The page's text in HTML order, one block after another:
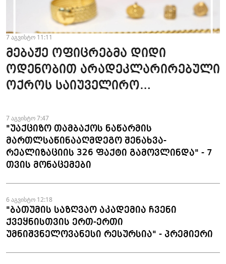
7 აგვისტო 11:11
მებაჟე ოფიცრებმა დიდი
ოდენობით არადეკლარირებული
ოქროს საიუველირო
ფაქტები აღკვეთეს
7 აგვისტო 7:47
"უაქციზო თამბაქოს ნაწარმის
მართლსაწინააღმდეგო შენახვა-
რეალიზაციის 326 ფაქტი გამოვლინდა" - 7
თვის მონაცემები
6 აგვისტო 12:18
"ბათუმის საზღვაო აკადემია ჩვენი
ქვეყნისთვის ერთ-ერთი
უმნიშვნელოვანესი რესურსია" - პრემიერი